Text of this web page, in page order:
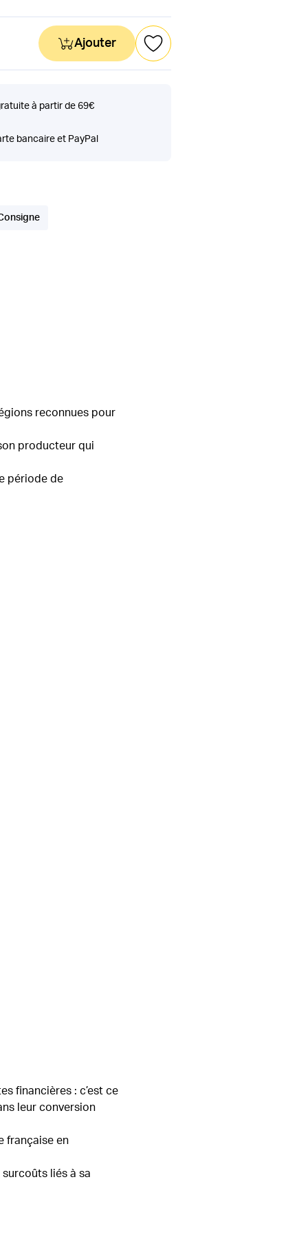
Ajouter
à partir de 69€
bancaire et PayPal
reconnues pour
producteur qui
période de
financières : c’est ce
leur conversion
française en
liés à sa